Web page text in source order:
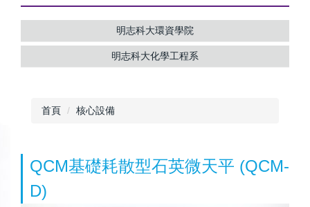
明志科大環資學院
明志科大化學工程系
首頁 核心設備
QCM基礎耗散型石英微天平 (QCM-
D)